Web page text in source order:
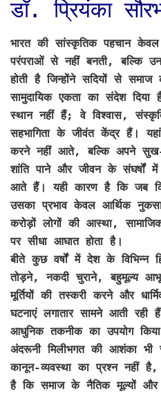
डॉ. प्रियंका
भारत की सांस्कृतिक पहचान
परंपराओं से नहीं बनती, बल्कि
होती है जिन्होंने सदियों से
सामुदायिक एकता का संदेश
स्थान नहीं हैं; वे विश्वास,
सहभागिता के जीवंत केंद्र हैं।
करने नहीं आते, बल्कि अपने
शांति पाने और जीवन के संघर्षों
आते हैं। यही कारण है कि जब
उसका प्रभाव केवल आर्थिक
करोड़ों लोगों की आस्था,
पर सीधा आघात होता है।
बीते कुछ वर्षों में देश के विभिन्न
तोड़ने, नकदी चुराने, बहुमूल्य
मूर्तियों की तस्करी करने और
घटनाएं लगातार सामने आती रही
आधुनिक तकनीक का उपयोग
अंदरूनी मिलीभगत की आशंका
कानून-व्यवस्था का प्रश्न नहीं
है कि समाज के नैतिक मूल्यों और